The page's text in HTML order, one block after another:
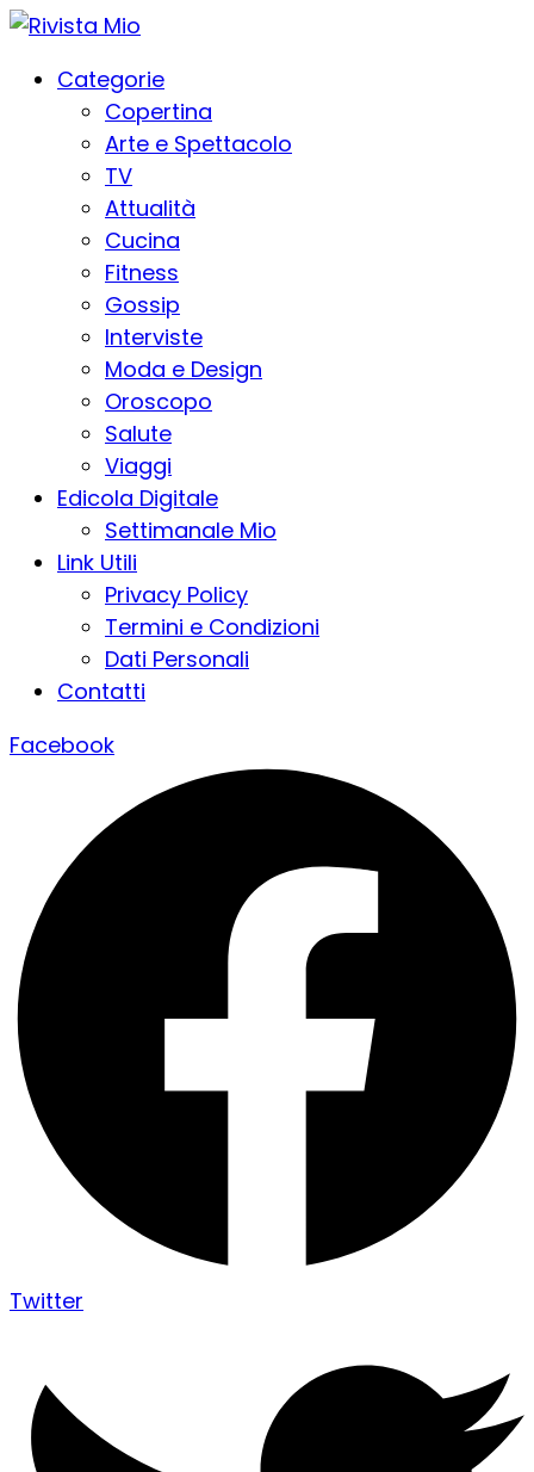
Categorie
Copertina
Arte e Spettacolo
TV
Attualità
Cucina
Fitness
Gossip
Interviste
Moda e Design
Oroscopo
Salute
Viaggi
Edicola Digitale
Settimanale Mio
Link Utili
Privacy Policy
Termini e Condizioni
Dati Personali
Contatti
Facebook
Twitter